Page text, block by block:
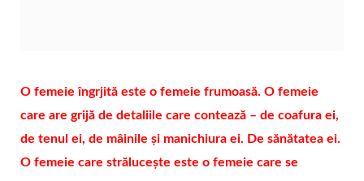
O femeie îngrjită este o femeie frumoasă. O femeie
care are grijă de detaliile care contează – de coafura ei,
de tenul ei, de mâinile și manichiura ei. De sănătatea ei.
O femeie care strălucește este o femeie care se